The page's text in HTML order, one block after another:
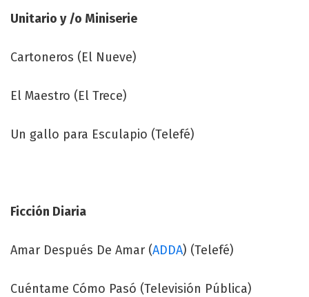
Unitario y /o Miniserie
Cartoneros (El Nueve)
El Maestro (El Trece)
Un gallo para Esculapio (Telefé)
Ficción Diaria
Amar Después De Amar (ADDA) (Telefé)
Cuéntame Cómo Pasó (Televisión Pública)